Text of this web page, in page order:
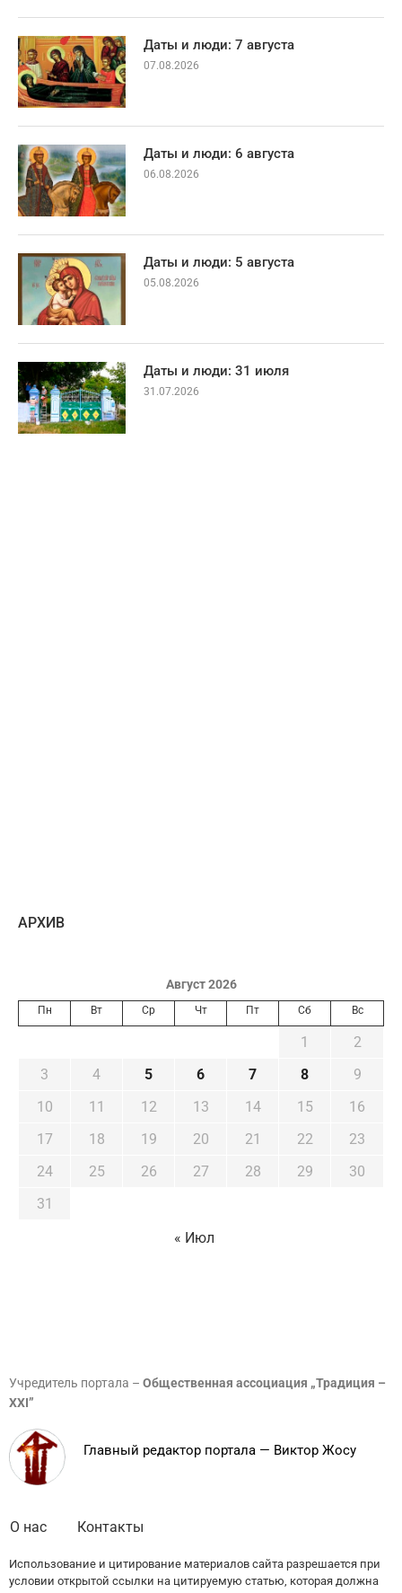
Даты и люди: 7 августа
07.08.2026
Даты и люди: 6 августа
06.08.2026
Даты и люди: 5 августа
05.08.2026
Даты и люди: 31 июля
31.07.2026
AРХИВ
Август 2026
Пн Вт Ср Чт Пт Сб Вс
1
2
3
4 5 6 7 8
9
10
11 12 13 14 15
16
17
18 19 20 21 22
23
24
25 26 27 28 29
30
31
« Июл
Учредитель портала – Общественная ассоциация „Традиция –
XXI”
Главный редактор портала — Виктор Жосу
О нас Контакты
Использование и цитирование материалов сайта разрешается при
условии открытой ссылки на цитируемую статью, которая должна